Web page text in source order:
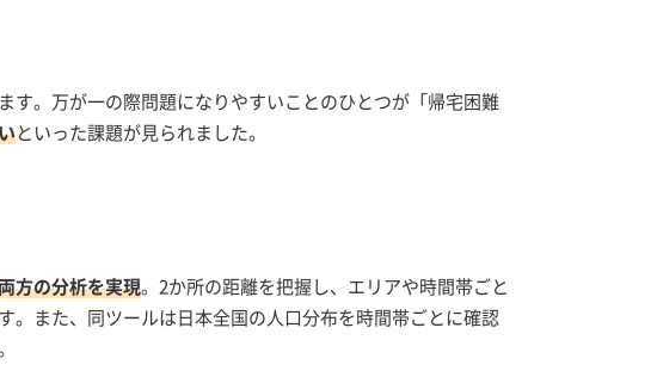
す。万が一の際問題になりやすいことのひとつが「帰宅困難
といった課題が見られました。
方の分析を実現。2か所の距離を把握し、エリアや時間帯ごと
また、同ツールは日本全国の人口分布を時間帯ごとに確認